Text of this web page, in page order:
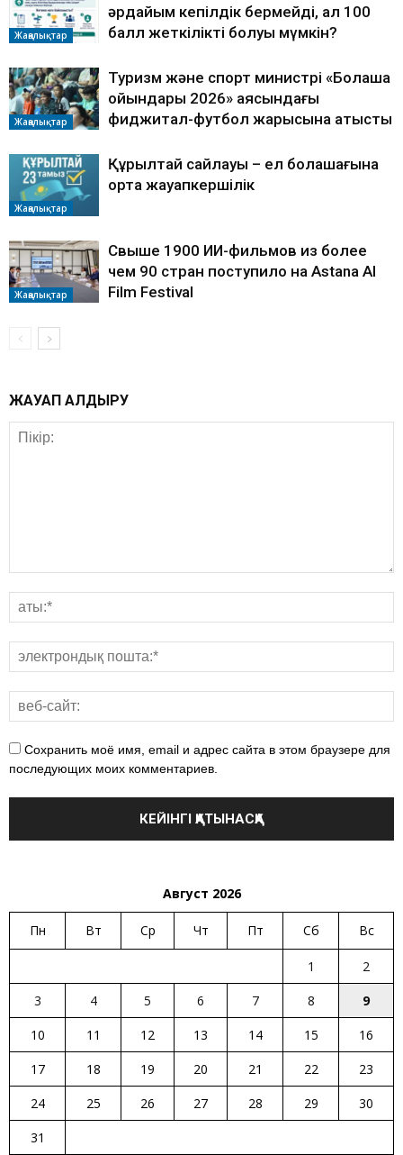
Жаңалықтар
әрдайым кепілдік бермейді, ал 100
балл жеткілікті болуы мүмкін?
Жаңалықтар
Туризм және спорт министрі «Болашақ
ойындары 2026» аясындағы
фиджитал-футбол жарысына қатысты
Жаңалықтар
Құрылтай сайлауы – ел болашағына
ортақ жауапкершілік
Жаңалықтар
Свыше 1900 ИИ-фильмов из более
чем 90 стран поступило на Astana AI
Film Festival
ЖАУАП ҚАЛДЫРУ
Сохранить моё имя, email и адрес сайта в этом браузере для
последующих моих комментариев.
Август 2026
Пн Вт Ср Чт Пт Сб Вс
1
2
3
4 5 6 7 8
9
10
11 12 13 14 15
16
17
18 19 20 21 22
23
24
25 26 27 28 29
30
31